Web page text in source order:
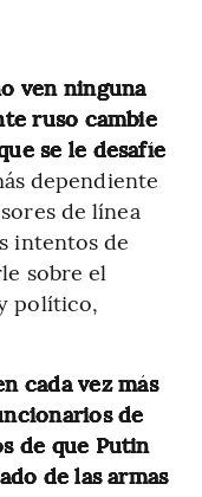
ven ninguna
ruso cambie
se le desafíe
dependiente
de línea
intentos de
sobre el
político,
cada vez más
de
de que Putin
de las armas